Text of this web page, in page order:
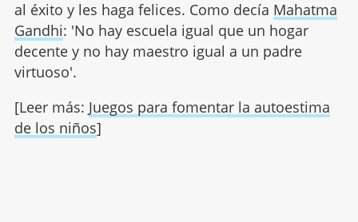
al éxito y les haga felices. Como decía Mahatma
Gandhi: 'No hay escuela igual que un hogar
decente y no hay maestro igual a un padre
virtuoso'.
[Leer más: Juegos para fomentar la autoestima
de los niños]